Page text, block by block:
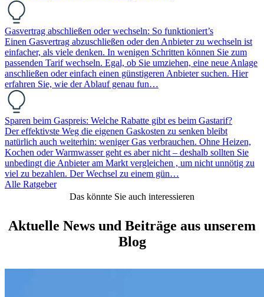
Gasvertrag abschließen oder wechseln: So funktioniert’s
Einen Gasvertrag abzuschließen oder den Anbieter zu wechseln ist
einfacher, als viele denken. In wenigen Schritten können Sie zum
passenden Tarif wechseln. Egal, ob Sie umziehen, eine neue Anlage
anschließen oder einfach einen günstigeren Anbieter suchen. Hier
erfahren Sie, wie der Ablauf genau fun…
Sparen beim Gaspreis: Welche Rabatte gibt es beim Gastarif?
Der effektivste Weg die eigenen Gaskosten zu senken bleibt
natürlich auch weiterhin: weniger Gas verbrauchen. Ohne Heizen,
Kochen oder Warmwasser geht es aber nicht – deshalb sollten Sie
unbedingt die Anbieter am Markt vergleichen , um nicht unnötig zu
viel zu bezahlen. Der Wechsel zu einem gün…
Alle Ratgeber
Das könnte Sie auch interessieren
Aktuelle News und Beiträge aus unserem
Blog